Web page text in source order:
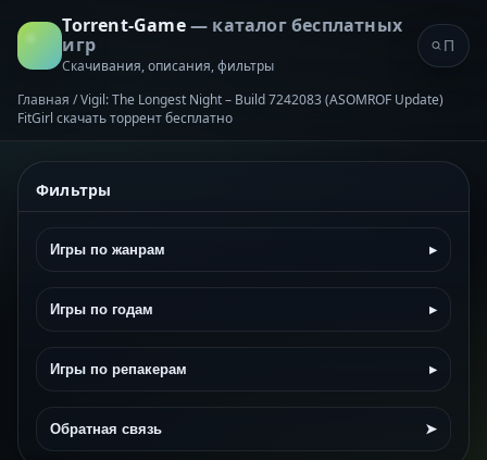
Torrent-Game— каталог бесплатных
игр
Скачивания, описания, фильтры
Главная /Vigil: The Longest Night – Build 7242083 (ASOMROF Update)
FitGirl скачать торрент бесплатно
Фильтры
Игры по жанрам ▸
Игры по годам ▸
Игры по репакерам ▸
Обратная связь ➤